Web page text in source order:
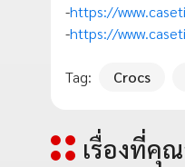
-https://
-https://
Tag: Crocs
เรื่องที่คุ